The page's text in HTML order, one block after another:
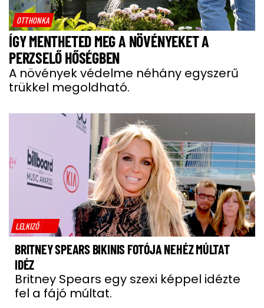
OTTHONKA
ÍGY MENTHETED MEG A NÖVÉNYEKET A
PERZSELŐ HŐSÉGBEN
A növények védelme néhány egyszerű
trükkel megoldható.
LELKIZŐ
BRITNEY SPEARS BIKINIS FOTÓJA NEHÉZ MÚLTAT
IDÉZ
Britney Spears egy szexi képpel idézte
fel a fájó múltat.